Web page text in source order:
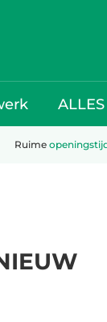
ALLES
Ruime